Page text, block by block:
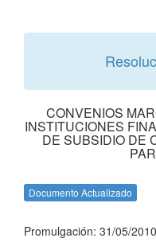
CONVENIOS
INSTITUCIONES
DE SUBSIDIO DE
Documento Actualizado
Promulgación: 31/05/2010